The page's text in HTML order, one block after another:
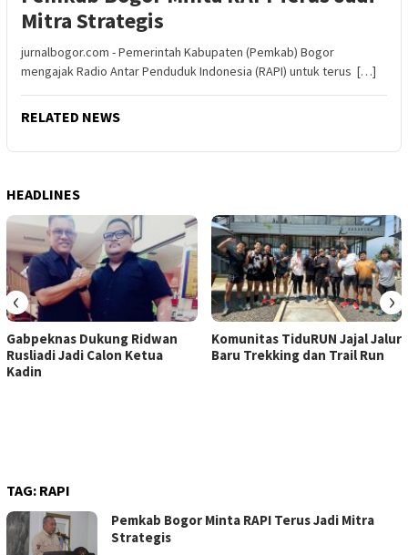
Mitra Strategis
jurnalbogor.com - Pemerintah Kabupaten (Pemkab) Bogor
mengajak Radio Antar Penduduk Indonesia (RAPI) untuk terus […]
RELATED NEWS
HEADLINES
Gabpeknas Dukung Ridwan
Rusliadi Jadi Calon Ketua
Kadin
Komunitas TiduRUN Jajal Jalur
Baru Trekking dan Trail Run
‹ ›
TAG: RAPI
Pemkab Bogor Minta RAPI Terus Jadi Mitra
Strategis